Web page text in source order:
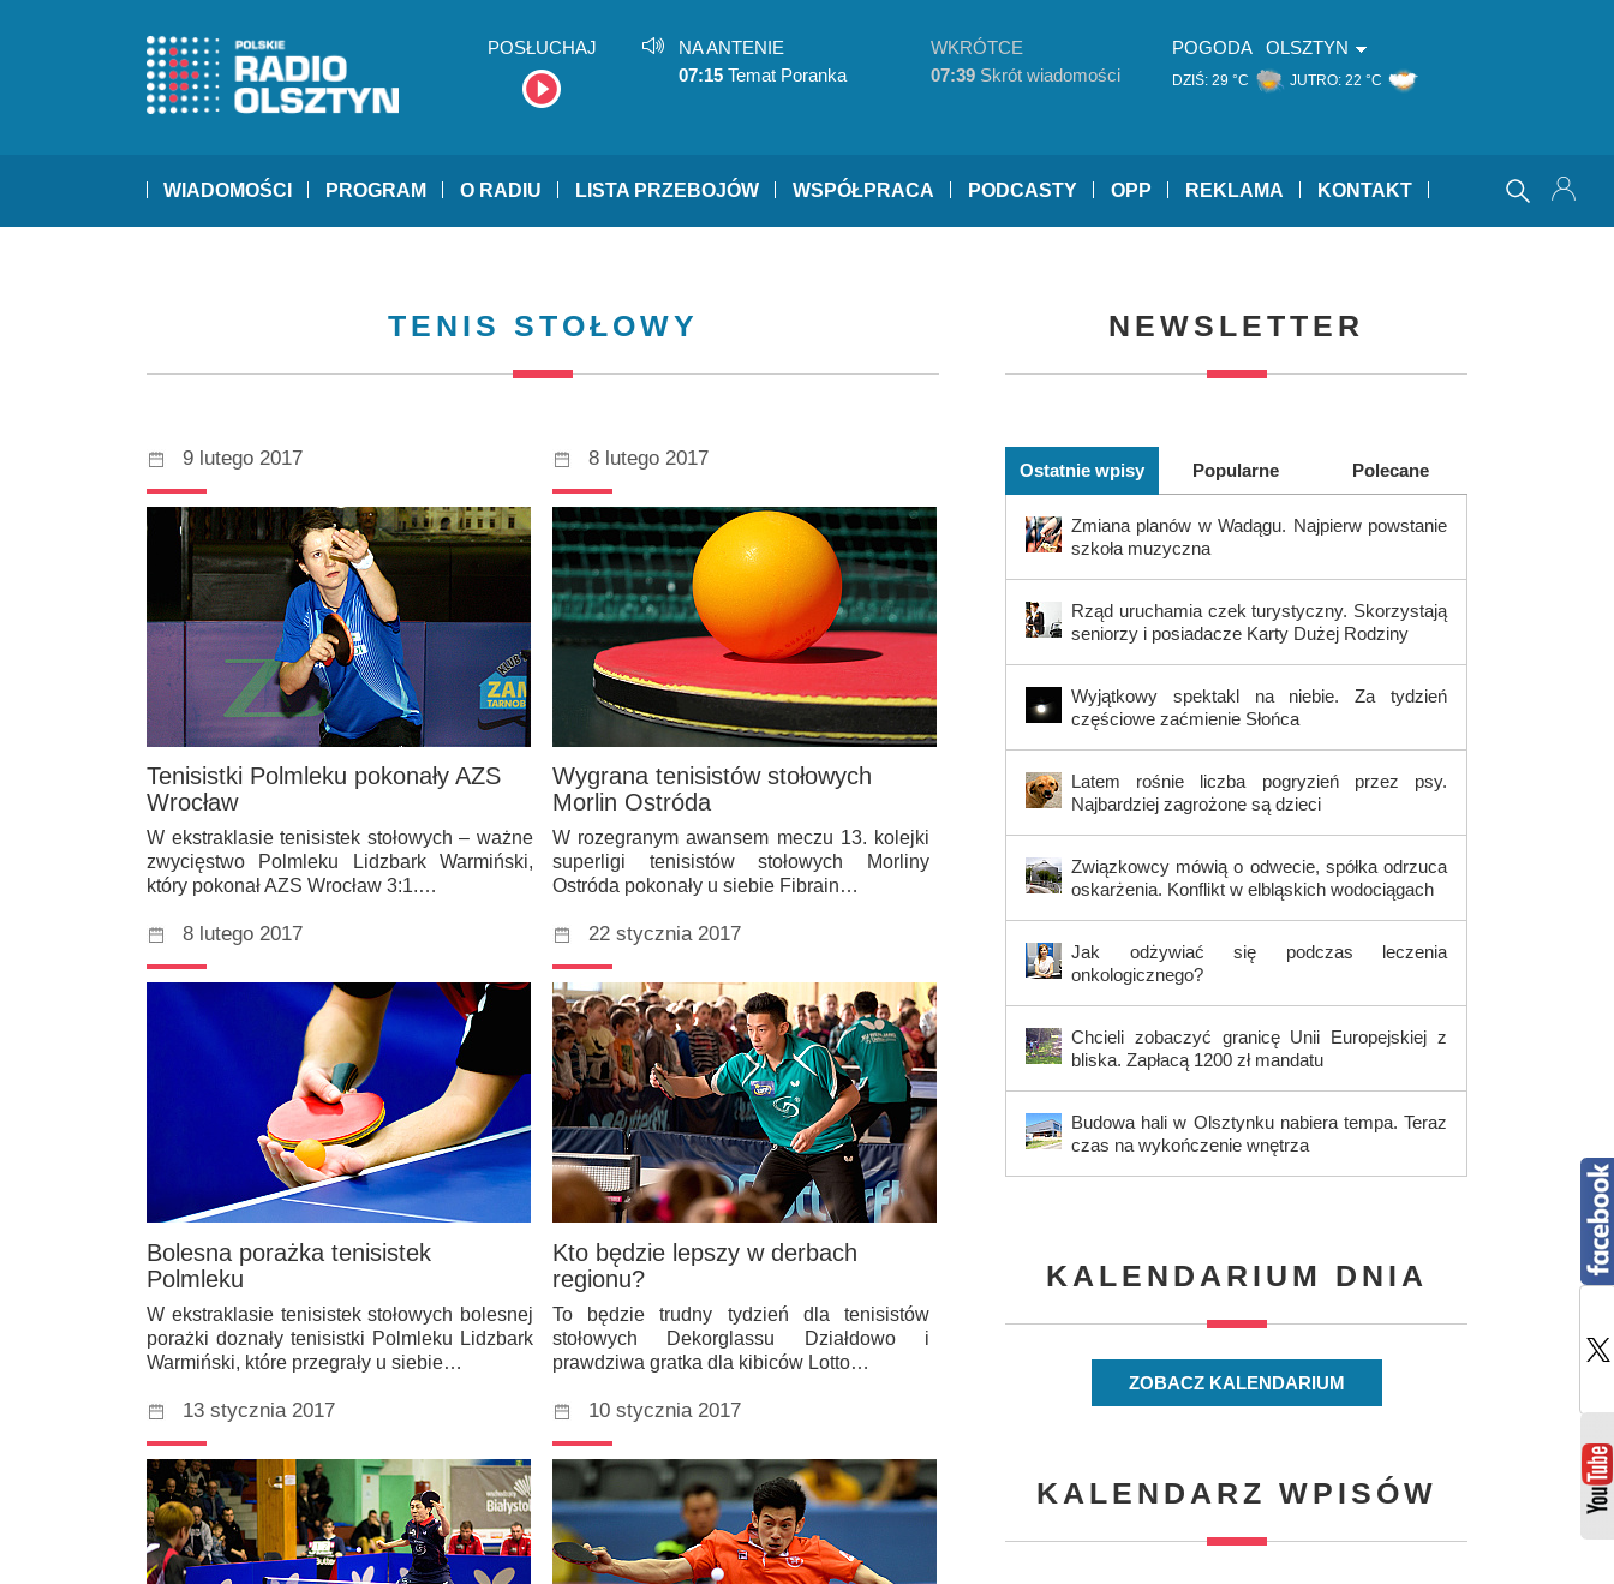
POSŁUCHAJ
NA ANTENIE
07:15 Temat Poranka
WKRÓTCE
07:39 Skrót wiadomości
POGODA OLSZTYN
DZIŚ: 29 °C JUTRO: 22 °C
WIADOMOŚCI PROGRAM O RADIU LISTA PRZEBOJÓW WSPÓŁPRACA PODCASTY OPP REKLAMA KONTAKT
TENIS STOŁOWY
9 lutego 2017
Tenisistki Polmleku pokonały AZS
Wrocław
W ekstraklasie tenisistek stołowych – ważne
zwycięstwo Polmleku Lidzbark Warmiński,
który pokonał AZS Wrocław 3:1.…
8 lutego 2017
Wygrana tenisistów stołowych
Morlin Ostróda
W rozegranym awansem meczu 13. kolejki
superligi tenisistów stołowych Morliny
Ostróda pokonały u siebie Fibrain…
8 lutego 2017
Bolesna porażka tenisistek
Polmleku
W ekstraklasie tenisistek stołowych bolesnej
porażki doznały tenisistki Polmleku Lidzbark
Warmiński, które przegrały u siebie…
22 stycznia 2017
Kto będzie lepszy w derbach
regionu?
To będzie trudny tydzień dla tenisistów
stołowych Dekorglassu Działdowo i
prawdziwa gratka dla kibiców Lotto…
13 stycznia 2017 10 stycznia 2017
NEWSLETTER
Ostatnie wpisy Popularne Polecane
Zmiana planów w Wadągu. Najpierw powstanie
szkoła muzyczna
Rząd uruchamia czek turystyczny. Skorzystają
seniorzy i posiadacze Karty Dużej Rodziny
Wyjątkowy spektakl na niebie. Za tydzień
częściowe zaćmienie Słońca
Latem rośnie liczba pogryzień przez psy.
Najbardziej zagrożone są dzieci
Związkowcy mówią o odwecie, spółka odrzuca
oskarżenia. Konflikt w elbląskich wodociągach
Jak odżywiać się podczas leczenia
onkologicznego?
Chcieli zobaczyć granicę Unii Europejskiej z
bliska. Zapłacą 1200 zł mandatu
Budowa hali w Olsztynku nabiera tempa. Teraz
czas na wykończenie wnętrza
KALENDARIUM DNIA
ZOBACZ KALENDARIUM
KALENDARZ WPISÓW